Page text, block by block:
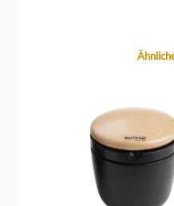
Produktgalerie überspringen